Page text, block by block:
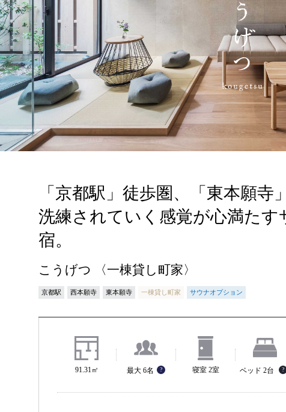
「京都駅」徒歩圏、「東本願寺
洗練されていく感覚が心満たす
宿。
こうげつ 〈一棟貸し町家〉
京都駅 西本願寺 東本願寺 一棟貸し町家 サウナオプション
91.31㎡ 最大 6名 ? 寝室 2室 ベッド 2台 ?